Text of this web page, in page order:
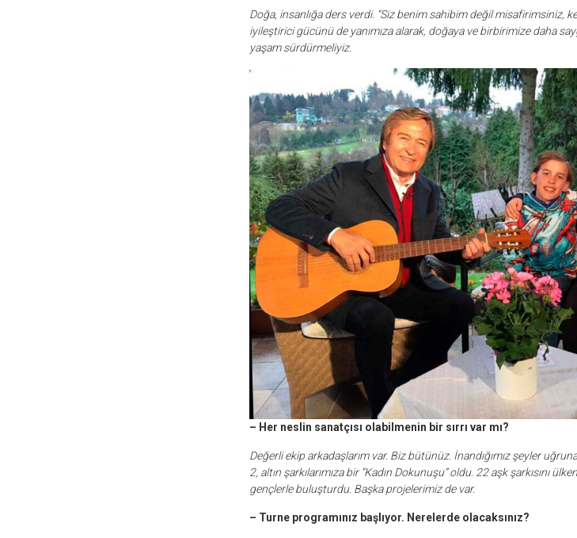
Doğa, insanlığa ders verdi. “Siz benim sahibim değil misafirimsiniz,
iyileştirici gücünü de yanımıza alarak, doğaya ve birbirimize daha
yaşam sürdürmeliyiz.
– Her neslin sanatçısı olabilmenin bir sırrı var mı?
Değerli ekip arkadaşlarım var. Biz bütünüz. İnandığımız şeyler
2, altın şarkılarımıza bir “Kadın Dokunuşu” oldu. 22 aşk şarkısını
gençlerle buluşturdu. Başka projelerimiz de var.
– Turne programınız başlıyor. Nerelerde olacaksınız?